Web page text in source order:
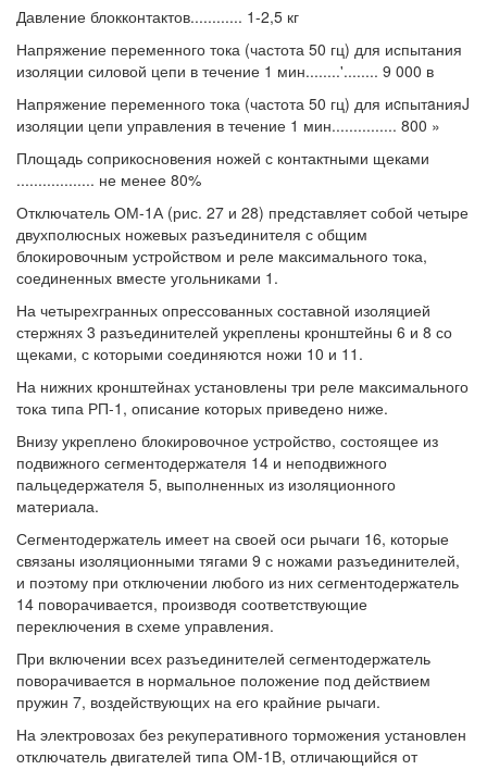
Давление блокконтактов............ 1-2,5 кг
Напряжение переменного тока (частота 50 гц) для испытания
изоляции силовой цепи в течение 1 мин........'........ 9 000 в
Напряжение переменного тока (частота 50 гц) для иcпытaнияJ
изоляции цепи управления в течение 1 мин............... 800 »
Площадь соприкосновения ножей с контактными щеками
.................. не менее 80%
Отключатель ОМ-1А (рис. 27 и 28) представляет собой четыре
двухполюсных ножевых разъединителя с общим
блокировочным устройством и реле максимального тока,
соединенных вместе угольниками 1.
На четырехгранных опрессованных составной изоляцией
стержнях 3 разъединителей укреплены кронштейны 6 и 8 со
щеками, с которыми соединяются ножи 10 и 11.
На нижних кронштейнах установлены три реле максимального
тока типа РП-1, описание которых приведено ниже.
Внизу укреплено блокировочное устройство, состоящее из
подвижного сегментодержателя 14 и неподвижного
пальцедержателя 5, выполненных из изоляционного
материала.
Сегментодержатель имеет на своей оси рычаги 16, которые
связаны изоляционными тягами 9 с ножами разъединителей,
и поэтому при отключении любого из них сегментодержатель
14 поворачивается, производя соответствующие
переключения в схеме управления.
При включении всех разъединителей сегментодержатель
поворачивается в нормальное положение под действием
пружин 7, воздействующих на его крайние рычаги.
На электровозах без рекуперативного торможения установлен
отключатель двигателей типа ОМ-1В, отличающийся от